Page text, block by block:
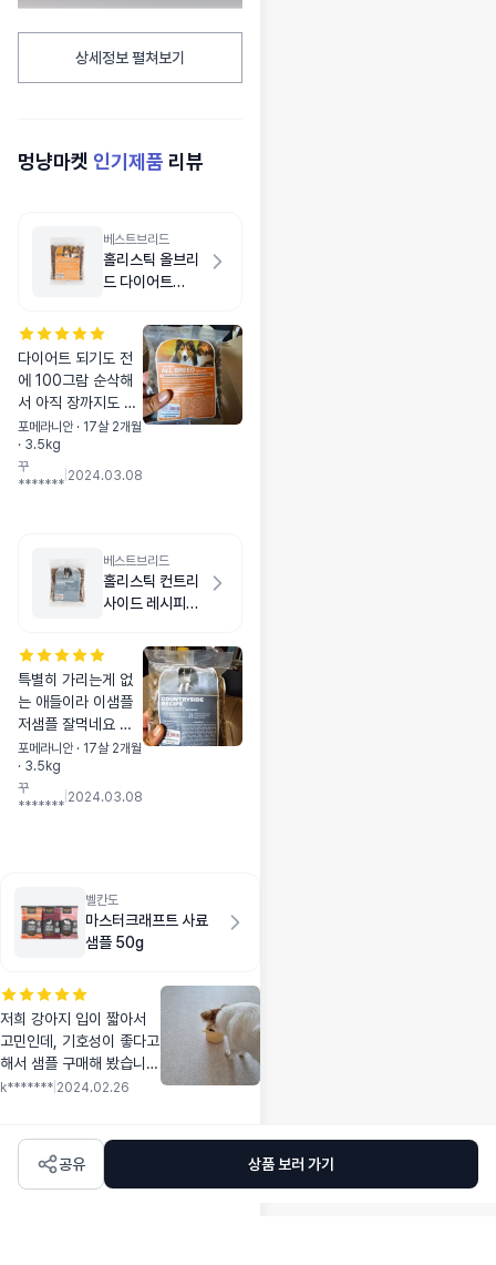
상세정보 펼쳐보기
멍냥마켓 인기제품 리뷰
베스트브리드
홀리스틱 올브리
드 다이어트
다이어트 되기도 전
에 100그람 순삭해
서 아직 장까지도 못
갈을걸요 ㅋㅋㅋ43
키로라 눈깜짝할사이
후기 쓸 타이밍도 없
포메라니안 · 17살 2개월
· 3.5kg
꾸
*******
2024.03.08
베스트브리드
홀리스틱 컨트리
사이드 레시피
특별히 가리는게 없
는 애들이라 이샘플
저샘플 잘먹네요 우
리애들은 호불호가
없다 ㅠㅠ 그냥 다먹
는다 ㅠㅠ
포메라니안 · 17살 2개월
· 3.5kg
꾸
*******
2024.03.08
벨칸도
마스터크래프트 사료
샘플 50g
저희 강아지 입이 짧아서
고민인데, 기호성이 좋다고
해서 샘플 구매해 봤습니
다. 아주 맛있게는 아니지
k******* 2024.02.26
공유 상품 보러 가기